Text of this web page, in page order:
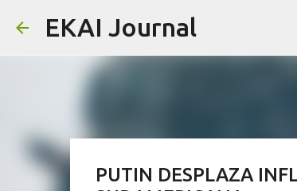
EKAI Journal
PUTIN DESPLAZA